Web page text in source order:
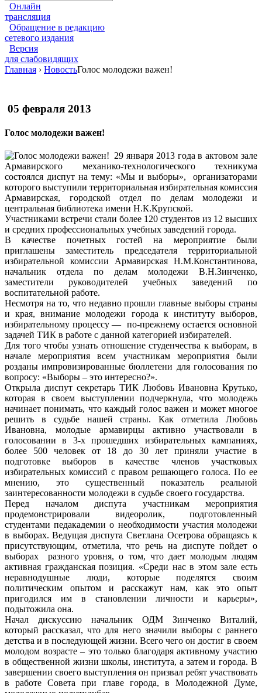
Онлайн
трансляция
Обращение в редакцию
сетевого издания
Версия
для слабовидящих
Главная › НовостьГолос молодежи важен!
05 февраля 2013
Голос молодежи важен!
29 января 2013 года в актовом зале
Армавирского механико-технологического техникума
состоялся диспут на тему: «Мы и выборы», организаторами
которого выступили территориальная избирательная комиссия
Армавирская, городской отдел по делам молодежи и
центральная библиотека имени Н.К.Крупской.
Участниками встречи стали более 120 студентов из 12 высших
и средних профессиональных учебных заведений города.
В качестве почетных гостей на мероприятие были
приглашены заместитель председателя территориальной
избирательной комиссии Армавирская Н.М.Константинова,
начальник отдела по делам молодежи В.Н.Зинченко,
заместители руководителей учебных заведений по
воспитательной работе.
Несмотря на то, что недавно прошли главные выборы страны
и края, внимание молодежи города к институту выборов,
избирательному процессу — по-прежнему остается основной
задачей ТИК в работе с данной категорией избирателей.
Для того чтобы узнать отношение студенчества к выборам, в
начале мероприятия всем участникам мероприятия были
розданы импровизированные бюллетени для голосования по
вопросу: «Выборы – это интересно?».
Открыла диспут секретарь ТИК Любовь Ивановна Крутько,
которая в своем выступлении подчеркнула, что молодежь
начинает понимать, что каждый голос важен и может многое
решить в судьбе нашей страны. Как отметила Любовь
Ивановна, молодые армавирцы активно участвовали в
голосовании в 3-х прошедших избирательных кампаниях,
более 500 человек от 18 до 30 лет приняли участие в
подготовке выборов в качестве членов участковых
избирательных комиссий с правом решающего голоса. По ее
мнению, это существенный показатель реальной
заинтересованности молодежи в судьбе своего государства.
Перед началом диспута участникам мероприятия
продемонстрировали видеоролик, подготовленный
студентами педакадемии о необходимости участия молодежи
в выборах. Ведущая диспута Светлана Осетрова обращаясь к
присутствующим, отметила, что речь на диспуте пойдет о
выборах разного уровня, о том, что дает молодым людям
активная гражданская позиция. «Среди нас в этом зале есть
неравнодушные люди, которые поделятся своим
политическим опытом и расскажут нам, как это опыт
пригодился им в становлении личности и карьеры»,
подытожила она.
Начал дискуссию начальник ОДМ Зинченко Виталий,
который рассказал, что для него значили выборы с раннего
детства и в последующей жизни. Всего чего он достиг в своем
молодом возрасте – это только благодаря активному участию
в общественной жизни школы, института, а затем и города. В
завершении своего выступления он призвал ребят участвовать
в работе Совета при главе города, в Молодежной Думе,